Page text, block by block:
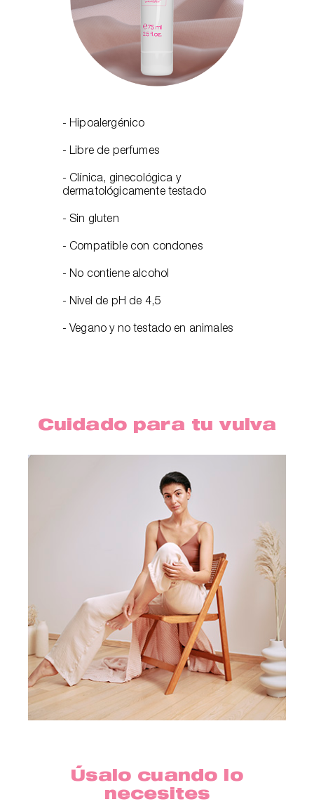
- Hipoalergénico
- Libre de perfumes
- Clínica, ginecológica y
dermatológicamente testado
- Sin gluten
- Compatible con condones
- No contiene alcohol
- Nivel de pH de 4,5
- Vegano y no testado en animales
Cuidado para tu vulva
Úsalo cuando lo
necesites